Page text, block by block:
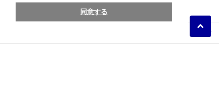
同意する
同意する
store@onsite.audio